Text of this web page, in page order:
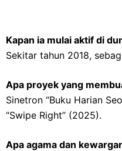
Kapan ia mulai aktif di
Sekitar tahun 2018,
Apa proyek yang
Sinetron “Buku Harian
“Swipe Right” (2025).
Apa agama dan